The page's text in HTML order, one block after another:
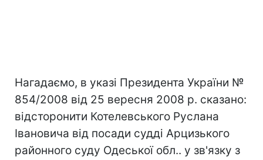
Нагадаємо, в указі Президента України №
854/2008 від 25 вересня 2008 р. сказано:
відсторонити Котелевського Руслана
Івановича від посади судді Арцизького
районного суду Одеської обл.. у зв'язку з